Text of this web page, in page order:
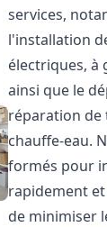
services,
l'installation
électriques, à
ainsi que le
réparation de
chauffe-eau.
formés pour
rapidement
de minimiser